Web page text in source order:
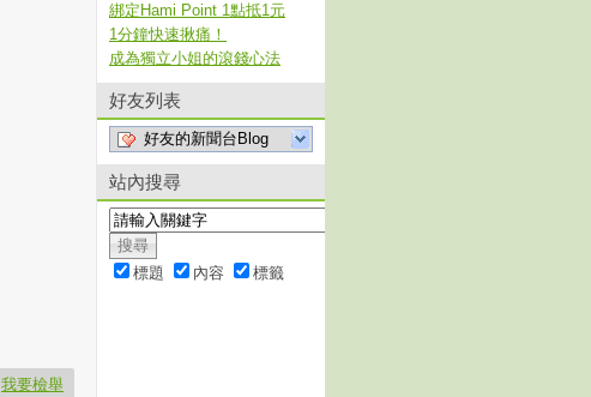
我要檢舉
綁定Hami Point 1點抵1元
1分鐘快速揪痛！
成為獨立小姐的滾錢心法
好友列表
好友的新聞台Blog
站內搜尋
標題 內容 標籤